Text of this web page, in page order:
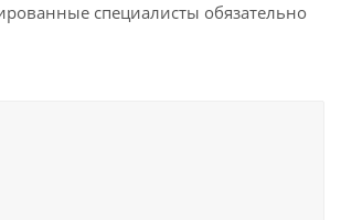
специалисты обязательно